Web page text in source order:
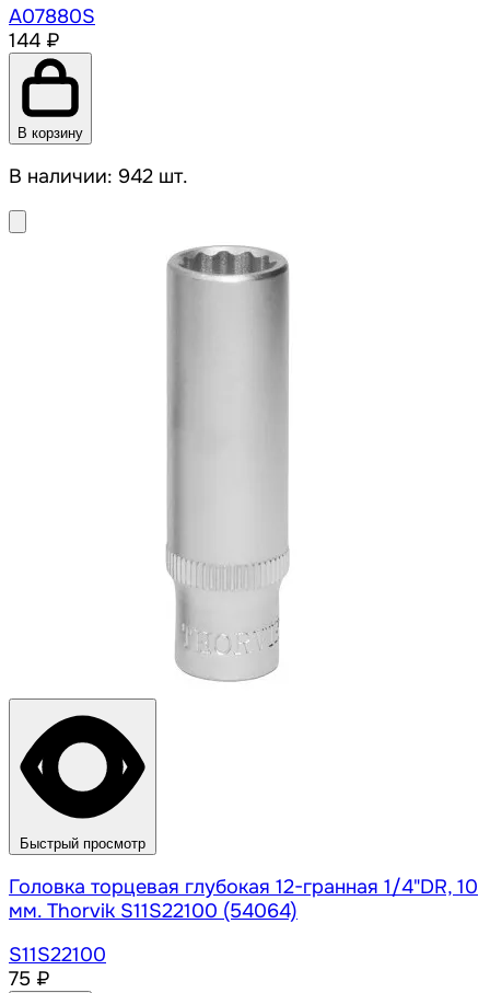
A07880S
144 ₽
В корзину
В наличии: 942 шт.
Быстрый просмотр
Головка торцевая глубокая 12-гранная 1/4"DR, 10
мм. Thorvik S11S22100 (54064)
S11S22100
75 ₽